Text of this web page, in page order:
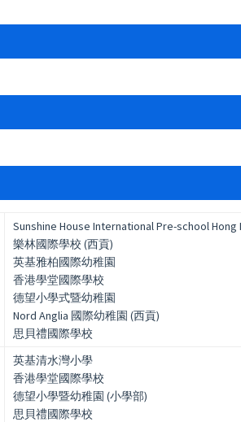
Sunshine House International Pre-school Hong
樂林國際學校 (西貢)
英基雅柏國際幼稚園
香港學堂國際學校
德望小學式暨幼稚園
Nord Anglia 國際幼稚園 (西貢)
思貝禮國際學校
英基清水灣小學
香港學堂國際學校
德望小學暨幼稚園 (小學部)
思貝禮國際學校